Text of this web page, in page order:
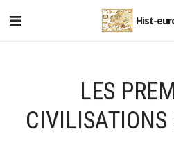
Hist-
LES
CIVILISATIONS